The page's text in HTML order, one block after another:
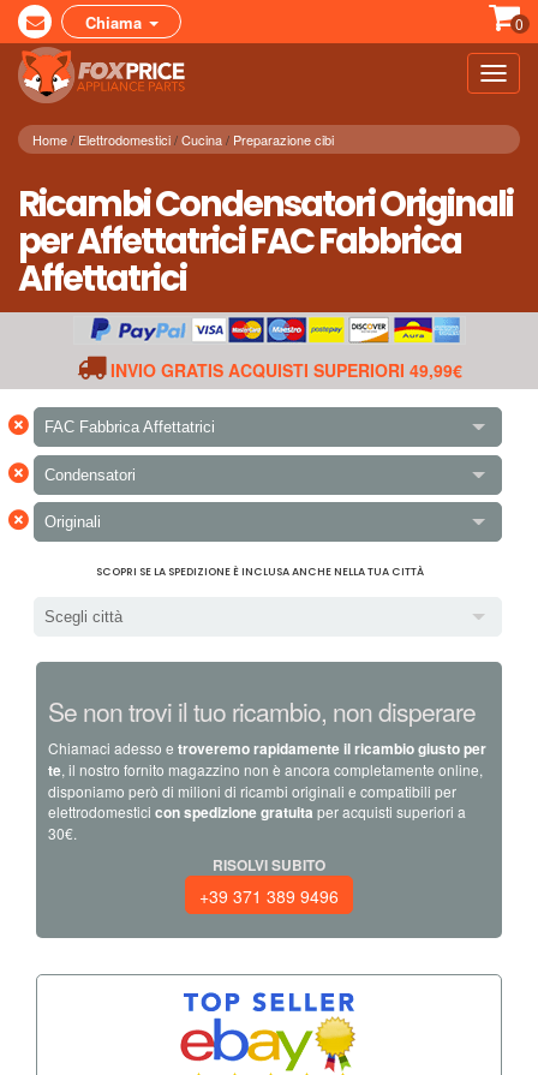
Chiama 0
Home Elettrodomestici Cucina Preparazione cibi
Ricambi Condensatori Originali
per Affettatrici FAC Fabbrica
Affettatrici
INVIO GRATIS ACQUISTI SUPERIORI 49,99€
× FAC Fabbrica Affettatrici
× Condensatori
× Originali
SCOPRI SE LA SPEDIZIONE È INCLUSA ANCHE NELLA TUA CITTÀ
Scegli città
Se non trovi il tuo ricambio, non disperare
Chiamaci adesso e troveremo rapidamente il ricambio giusto per
te, il nostro fornito magazzino non è ancora completamente online,
disponiamo però di milioni di ricambi originali e compatibili per
elettrodomestici con spedizione gratuita per acquisti superiori a
30€.
RISOLVI SUBITO
+39 371 389 9496